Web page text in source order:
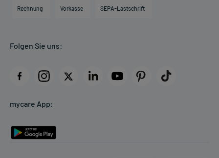
Direktabrechnung PKV
AGB
Datenschutz
Rückgabe/Widerruf
Rechnung Vorkasse SEPA-Lastschrift
Folgen Sie uns:
mycare App: